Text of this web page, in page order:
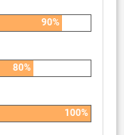
90%
80%
100%